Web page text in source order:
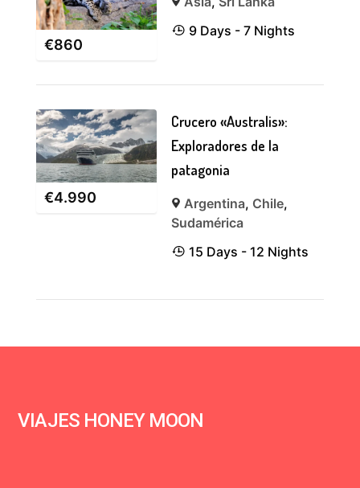
€860
9 Days - 7 Nights
€4.990
Crucero «Australis»:
Exploradores de la
patagonia
Argentina, Chile,
Sudamérica
15 Days - 12 Nights
VIAJES HONEY MOON